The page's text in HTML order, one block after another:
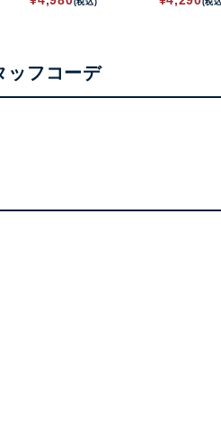
ッフコーデ